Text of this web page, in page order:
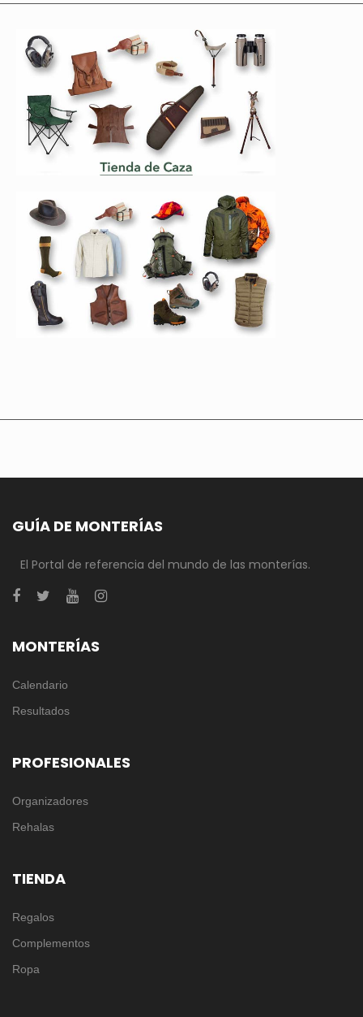
GUÍA DE MONTERÍAS
El Portal de referencia del mundo de las monterías.
MONTERÍAS
Calendario
Resultados
PROFESIONALES
Organizadores
Rehalas
TIENDA
Regalos
Complementos
Ropa